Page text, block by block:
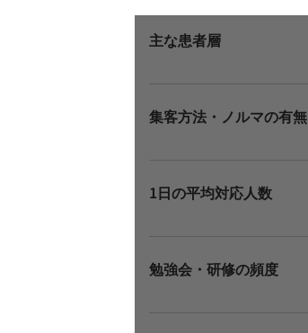
主な患者層
集客方法・ノルマの有無
1日の平均対応人数
勉強会・研修の頻度